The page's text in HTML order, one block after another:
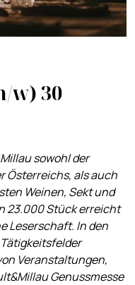
w) 30
sowohl der
Österreichs, als auch
Weinen, Sekt und
23.000 Stück erreicht
Leserschaft. In den
Veranstaltungen,
Genussmesse